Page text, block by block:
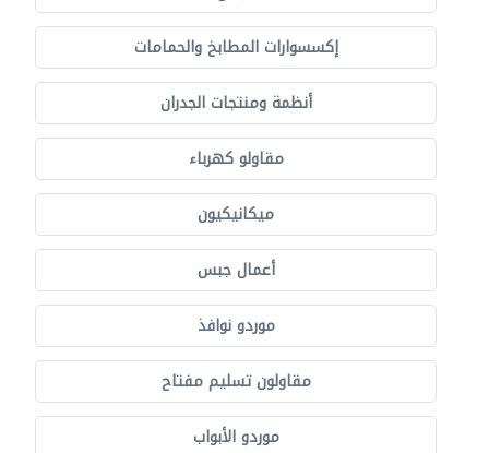
إكسسوارات المطابخ والحمامات
أنظمة ومنتجات الجدران
مقاولو كهرباء
ميكانيكيون
أعمال جبس
موردو نوافذ
مقاولون تسليم مفتاح
موردو الأبواب